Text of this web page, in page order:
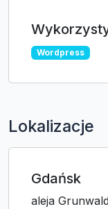
Wordpress
Lokalizacje
Gdańsk
aleja